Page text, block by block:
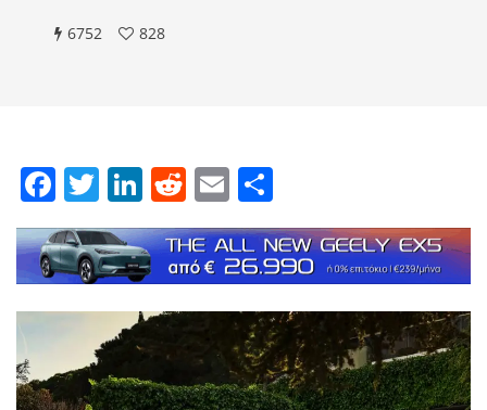
6752 828
Facebook
Twitter
LinkedIn
Reddit
Email